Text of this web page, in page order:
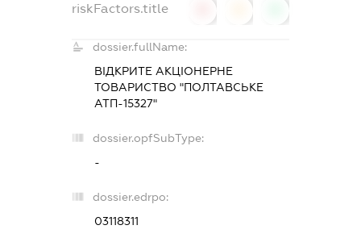
riskFactors.title
dossier.fullName:
ВІДКРИТЕ АКЦІОНЕРНЕ
ТОВАРИСТВО "ПОЛТАВСЬКЕ
АТП-15327"
dossier.opfSubType:
-
dossier.edrpo:
03118311